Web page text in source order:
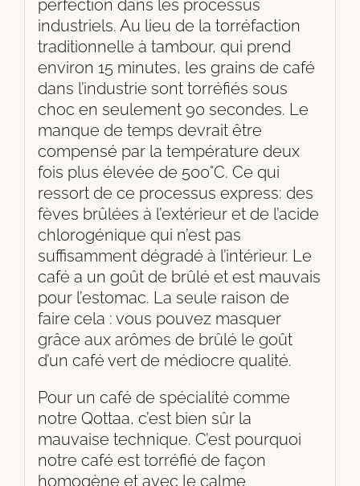
perfection dans les processus
industriels. Au lieu de la torréfaction
traditionnelle à tambour, qui prend
environ 15 minutes, les grains de café
dans l’industrie sont torréfiés sous
choc en seulement 90 secondes. Le
manque de temps devrait être
compensé par la température deux
fois plus élevée de 500°C. Ce qui
ressort de ce processus express: des
fèves brûlées à l’extérieur et de l’acide
chlorogénique qui n’est pas
suffisamment dégradé à l’intérieur. Le
café a un goût de brûlé et est mauvais
pour l’estomac. La seule raison de
faire cela : vous pouvez masquer
grâce aux arômes de brûlé le goût
d’un café vert de médiocre qualité.
Pour un café de spécialité comme
notre Qottaa, c’est bien sûr la
mauvaise technique. C’est pourquoi
notre café est torréfié de façon
homogène et avec le calme